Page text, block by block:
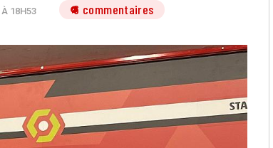
18H53 6 commentaires